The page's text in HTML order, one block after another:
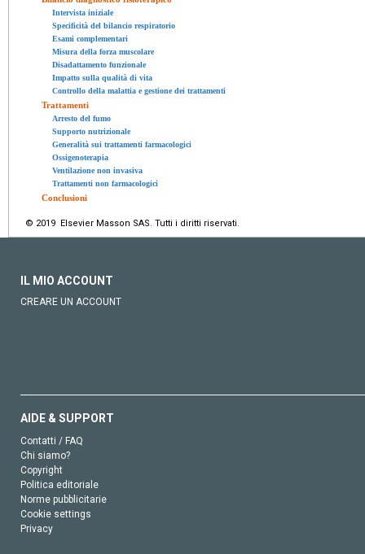
Intervista iniziale
Specificità del bilancio respiratorio
Esami complementari
Misura della forza muscolare
Disadattamento funzionale
Impatto sulla qualità di vita
Controllo della malattia e gestione dei trattamenti
Trattamenti
Arresto del fumo
Supporto nutrizionale
Generalità sui trattamenti farmacologici
Ossigenoterapia
Ventilazione non invasiva
Trattamenti non farmacologici
Conclusioni
© 2019 Elsevier Masson SAS. Tutti i diritti riservati.
IL MIO ACCOUNT
CREARE UN ACCOUNT
AIDE & SUPPORT
Contatti / FAQ
Chi siamo?
Copyright
Politica editoriale
Norme pubblicitarie
Cookie settings
Privacy